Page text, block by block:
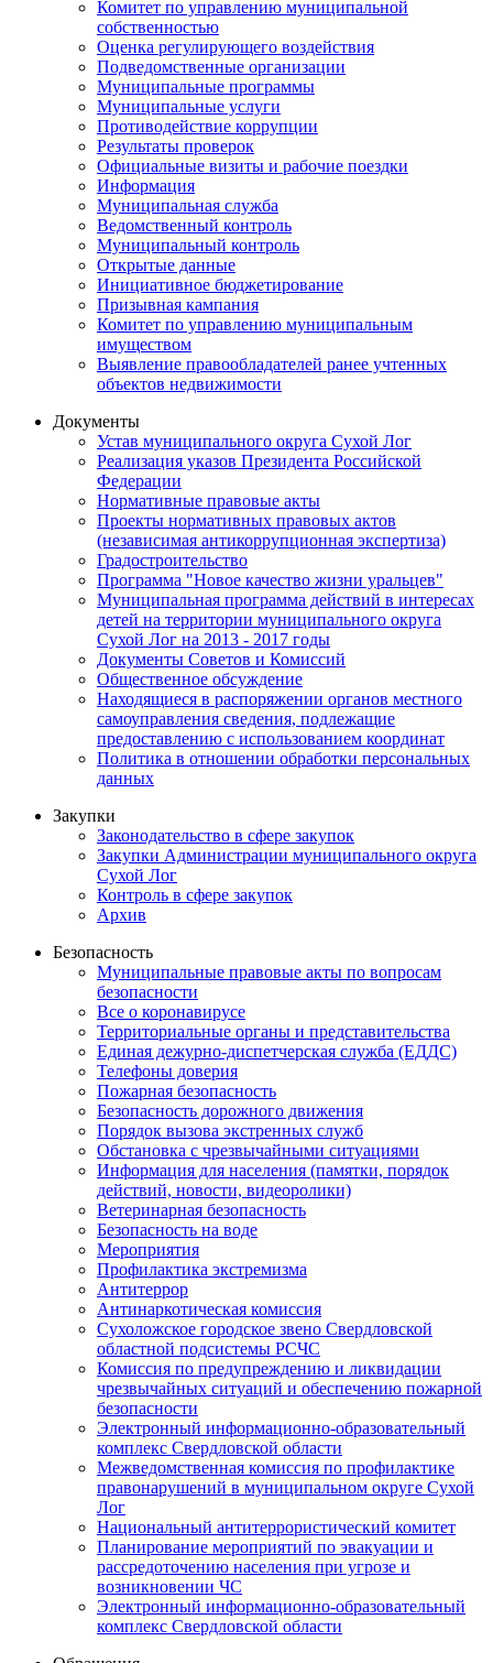
Комитет по управлению муниципальной
собственностью
Оценка регулирующего воздействия
Подведомственные организации
Муниципальные программы
Муниципальные услуги
Противодействие коррупции
Результаты проверок
Официальные визиты и рабочие поездки
Информация
Муниципальная служба
Ведомственный контроль
Муниципальный контроль
Открытые данные
Инициативное бюджетирование
Призывная кампания
Комитет по управлению муниципальным
имуществом
Выявление правообладателей ранее учтенных
объектов недвижимости
Документы
Устав муниципального округа Сухой Лог
Реализация указов Президента Российской
Федерации
Нормативные правовые акты
Проекты нормативных правовых актов
(независимая антикоррупционная экспертиза)
Градостроительство
Программа "Новое качество жизни уральцев"
Муниципальная программа действий в интересах
детей на территории муниципального округа
Сухой Лог на 2013 - 2017 годы
Документы Советов и Комиссий
Общественное обсуждение
Находящиеся в распоряжении органов местного
самоуправления сведения, подлежащие
предоставлению с использованием координат
Политика в отношении обработки персональных
данных
Закупки
Законодательство в сфере закупок
Закупки Администрации муниципального округа
Сухой Лог
Контроль в сфере закупок
Архив
Безопасность
Муниципальные правовые акты по вопросам
безопасности
Все о коронавирусе
Территориальные органы и представительства
Единая дежурно-диспетчерская служба (ЕДДС)
Телефоны доверия
Пожарная безопасность
Безопасность дорожного движения
Порядок вызова экстренных служб
Обстановка с чрезвычайными ситуациями
Информация для населения (памятки, порядок
действий, новости, видеоролики)
Ветеринарная безопасность
Безопасность на воде
Мероприятия
Профилактика экстремизма
Антитеррор
Антинаркотическая комиссия
Сухоложское городское звено Свердловской
областной подсистемы РСЧС
Комиссия по предупреждению и ликвидации
чрезвычайных ситуаций и обеспечению пожарной
безопасности
Электронный информационно-образовательный
комплекс Cвердловской области
Межведомственная комиссия по профилактике
правонарушений в муниципальном округе Сухой
Лог
Национальный антитеррористический комитет
Планирование мероприятий по эвакуации и
рассредоточению населения при угрозе и
возникновении ЧС
Электронный информационно-образовательный
комплекс Свердловской области